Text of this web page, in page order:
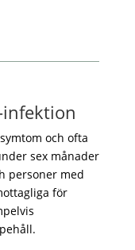
infektion
och ofta
sex månader
personer med
för